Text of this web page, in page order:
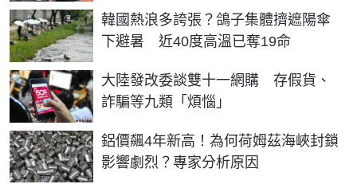
韓國熱浪多誇張？鴿子集體擠遮陽傘
下避暑 近40度高溫已奪19命
大陸發改委談雙十一網購 存假貨、
詐騙等九類「煩惱」
鋁價飆4年新高！為何荷姆茲海峽封鎖
影響劇烈？專家分析原因